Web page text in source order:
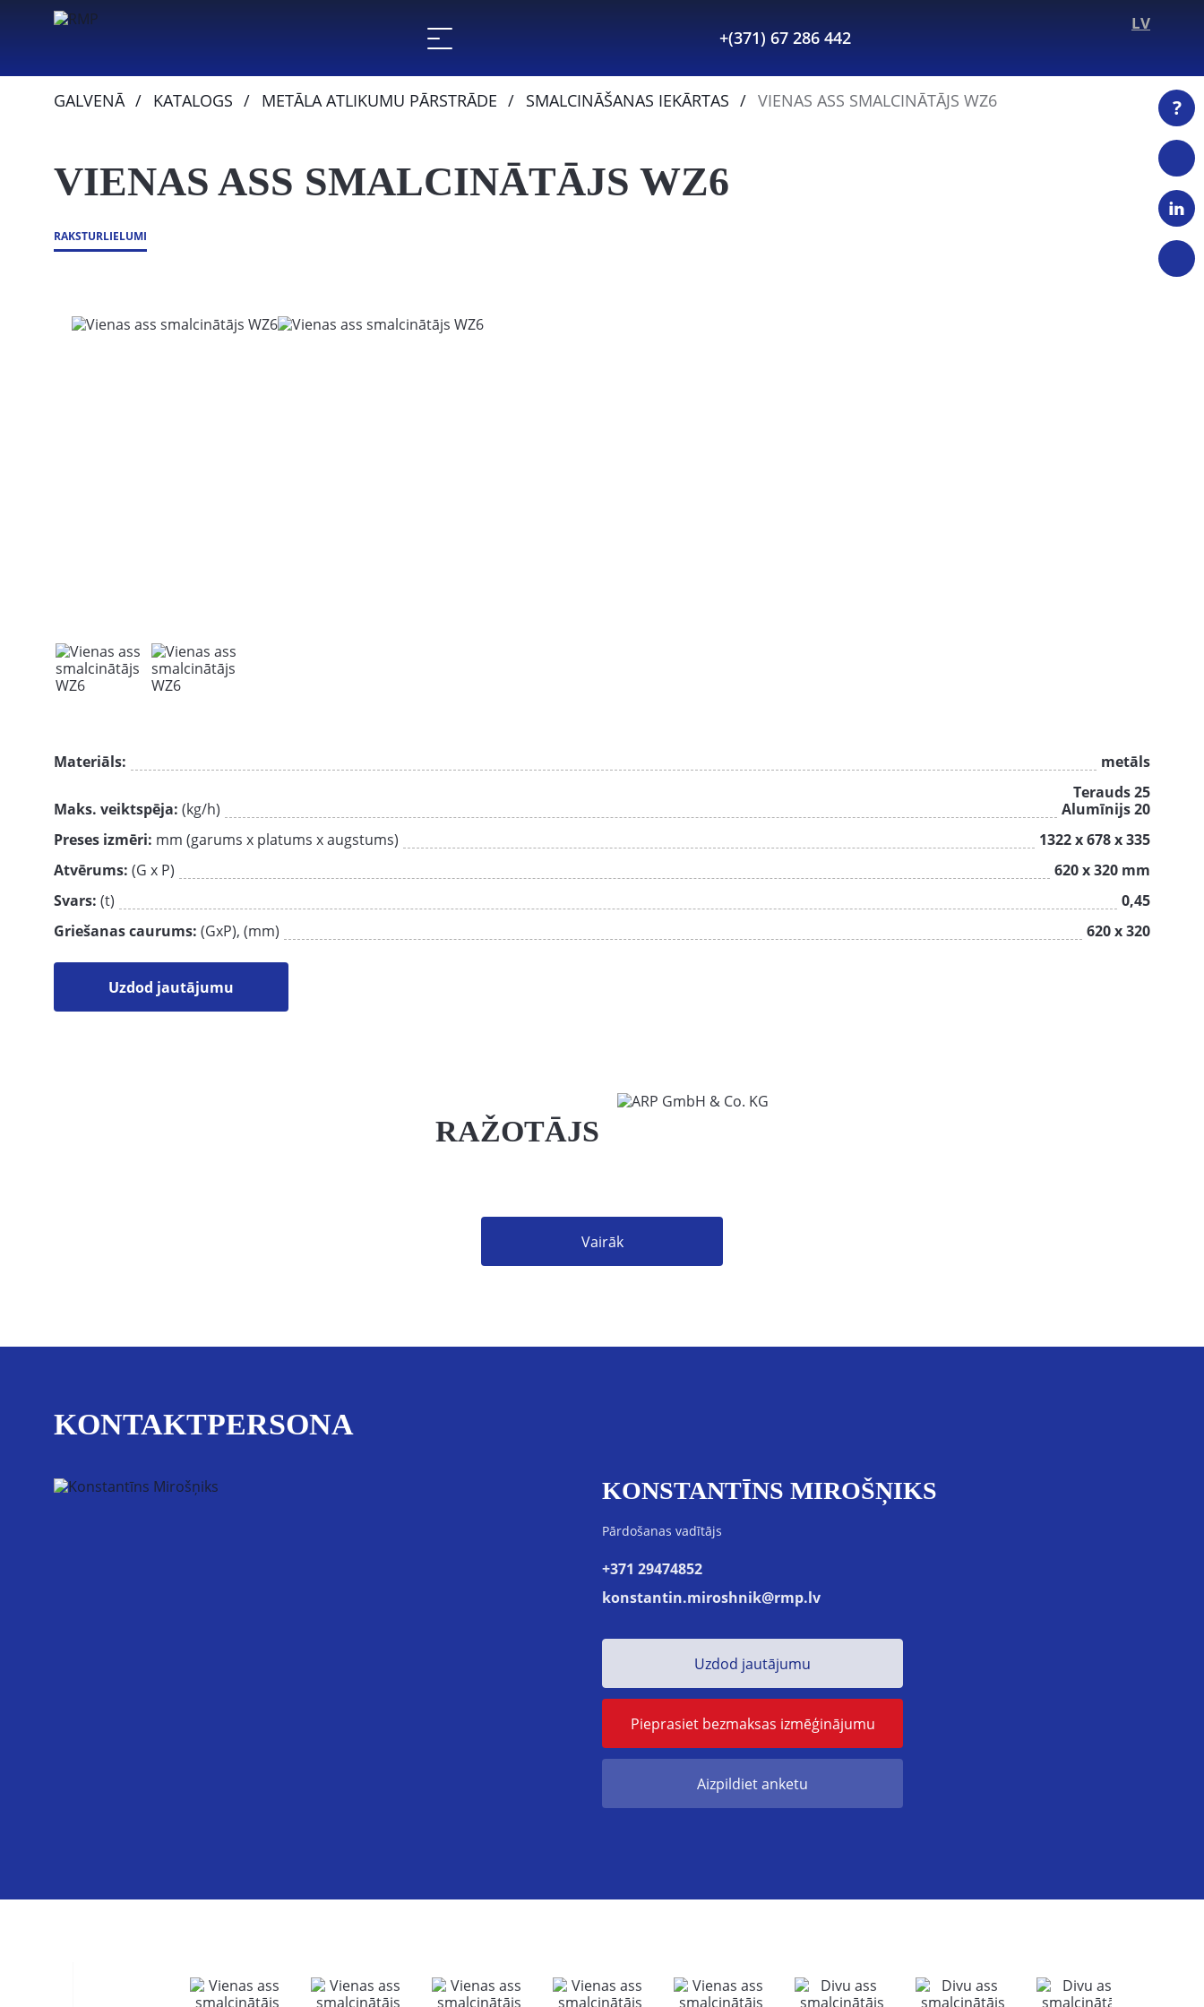
+(371) 67 286 442
LV
?
GALVENĀ KATALOGS METĀLA ATLIKUMU PĀRSTRĀDE SMALCINĀŠANAS IEKĀRTAS VIENAS ASS SMALCINĀTĀJS WZ6
VIENAS ASS SMALCINĀTĀJS WZ6
RAKSTURLIELUMI
Materiāls: metāls
Мaks. veiktspēja: (kg/h)
Terauds 25
Alumīnijs 20
Preses izmēri: mm (garums х platums х augstums)
1322 х 678 х 335
Atvērums: (G x P)
620 x 320 mm
Svars: (t)
0,45
Griešanas caurums: (GхP), (mm) 620 x 320
Uzdod jautājumu
RAŽOTĀJS
Vairāk
KONTAKTPERSONA
KONSTANTĪNS MIROŠŅIKS
Pārdošanas vadītājs
+371 29474852
konstantin.miroshnik@rmp.lv
Uzdod jautājumu
Pieprasiet bezmaksas izmēģinājumu
Aizpildiet anketu